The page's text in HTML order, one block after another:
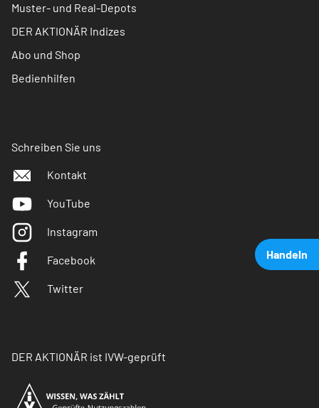
Handeln
Muster- und Real-Depots
DER AKTIONÄR Indizes
Abo und Shop
Bedienhilfen
Schreiben Sie uns
Kontakt
YouTube
Instagram
Facebook
Twitter
DER AKTIONÄR ist IVW-geprüft